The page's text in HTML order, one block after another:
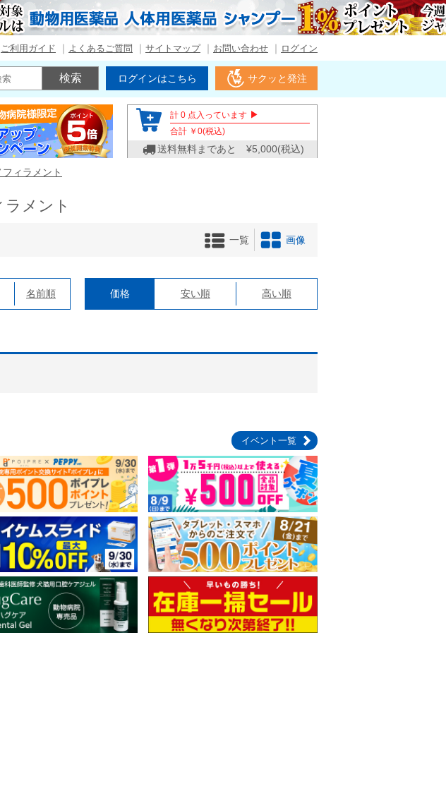
ご利用ガイド よくあるご質問 サイトマップ お問い合わせ ログイン
ログインはこちら サクッと発注
計 0 点入っています ▶
合計 ￥ 0(税込)
送料無料まであと ¥5,000(税込)
ィラメント
メント
一覧 画像
名前順 価格 安い順 高い順
イベント一覧